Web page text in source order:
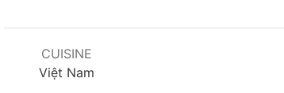
CUISINE
Việt Nam